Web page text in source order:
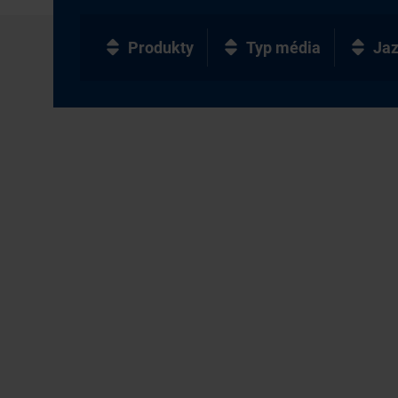
Produkty Typ média